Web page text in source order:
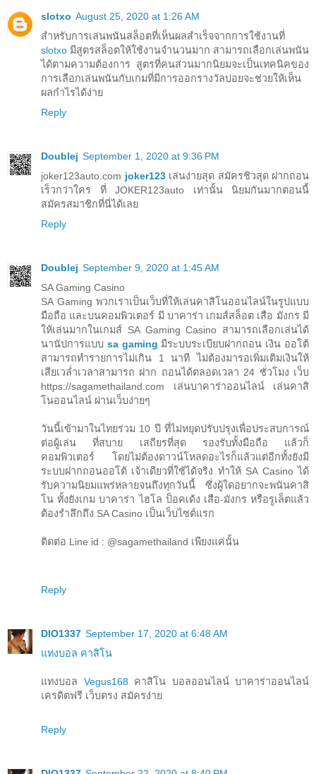
slotxo August 25, 2020 at 1:26 AM
สำหรับการเล่นพนันสล็อตที่เห็นผลสำเร็จจากการใช้งานที่
slotxo มีสูตรสล็อตให้ใช้งานจำนวนมาก สามารถเลือกเล่นพนัน
ได้ตามความต้องการ สูตรที่คนส่วนมากนิยมจะเป็นเทคนิคของ
การเลือกเล่นพนันกับเกมที่มีการออกรางวัลบ่อยจะช่วยให้เห็น
ผลกำไรได้ง่าย
Reply
Doublej September 1, 2020 at 9:36 PM
joker123auto.com joker123เล่นง่ายสุด สมัครชิวสุด ฝากถอน
เร็วกว่าใคร ที่ JOKER123auto เท่านั้น นิยมกันมากตอนนี้
สมัครสมาชิกที่นี่ได้เลย
Reply
Doublej September 9, 2020 at 1:45 AM
SA Gaming Casino
SA Gaming พวกเราเป็นเว็บที่ให้เล่นคาสิโนออนไลน์ในรูปแบบ
มือถือ และบนคอมพิวเตอร์ มี บาคาร่า เกมส์สล็อต เสือ มังกร มี
ให้เล่นมากในเกมส์ SA Gaming Casino สามารถเลือกเล่นได้
นานัปการแบบ sa gaming มีระบบระเบียบฝากถอน เงิน ออโต้
สามารถทำรายการไม่เกิน 1 นาที ไม่ต้องมารอเพิ่มเติมเงินให้
เสียเวล่ำเวลาสามารถ ฝาก ถอนได้ตลอดเวลา 24 ชั่วโมง เว็บ
https://sagamethailand.com เล่นบาคาร่าออนไลน์ เล่นคาสิ
โนออนไลน์ ผ่านเว็บง่ายๆ
วันนี้เข้ามาในไทยร่วม 10 ปี ที่ไม่หยุดปรับปรุงเพื่อประสบการณ์
ต่อผู้เล่น ที่สบาย เสถียรที่สุด รองรับทั้งมือถือ แล้วก็
คอมพิวเตอร์ โดยไม่ต้องดาวน์โหลดอะไรก็แล้วแต่อีกทั้งยังมี
ระบบฝากถอนออโต้ เจ้าเดียวที่ใช้ได้จริง ทำให้ SA Casino ได้
รับความนิยมแพร่หลายจนถึงทุกวันนี้ ซึ่งผู้ใดอยากจะพนันคาสิ
โน ทั้งยังเกม บาคาร่า ไฮโล ป็อคเด้ง เสือ-มังกร หรือรูเล็ตแล้ว
ต้องรำลึกถึง SA Casino เป็นเว็บไซต์แรก
ติดต่อ Line id : @sagamethailand เพียงแค่นั้น
Reply
DIO1337 September 17, 2020 at 6:48 AM
แทงบอล คาสิโน
แทงบอล Vegus168 คาสิโน บอลออนไลน์ บาคาร่าออนไลน์
เครดิตฟรี เว็บตรง สมัครง่าย
Reply